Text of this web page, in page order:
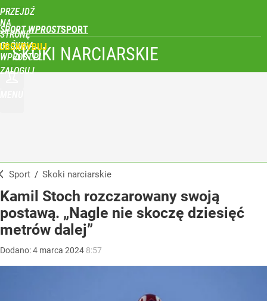
PRZEJDŹ
NA
STRONĘ
GŁÓWNĄ
WPROST.PL
SPORT WPROST
ZALOGUJ
SKOKI NARCIARSKIE
Sport / Skoki narciarskie
Kamil Stoch rozczarowany swoją
postawą. „Nagle nie skoczę dziesięć
metrów dalej”
Dodano:4 marca 2024 8:57